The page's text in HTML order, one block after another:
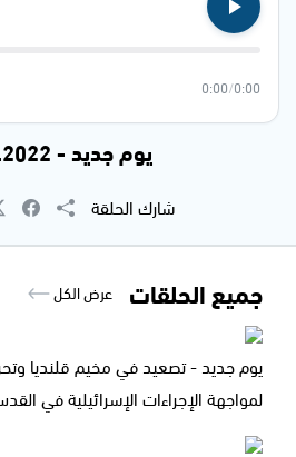
0:00
/
0:00
يوم جديد - 23.08.2022
شارك الحلقة
جميع الحلقات عرض الكل
يوم جديد - تصعيد في مخيم قلنديا
لمواجهة الإجراءات الإسرائيلية في القدس -